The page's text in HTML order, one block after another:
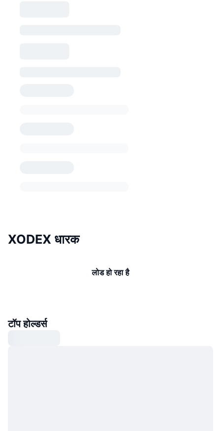
XODEX धारक
लोड हो रहा है
टॉप होल्डर्स